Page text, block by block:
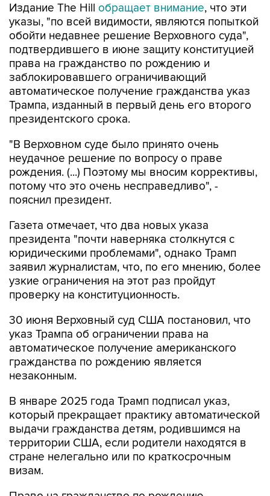
Издание The Hill обращает внимание, что эти
указы, "по всей видимости, являются попыткой
обойти недавнее решение Верховного суда",
подтвердившего в июне защиту конституцией
права на гражданство по рождению и
заблокировавшего ограничивающий
автоматическое получение гражданства указ
Трампа, изданный в первый день его второго
президентского срока.
"В Верховном суде было принято очень
неудачное решение по вопросу о праве
рождения. (...) Поэтому мы вносим коррективы,
потому что это очень несправедливо", -
пояснил президент.
Газета отмечает, что два новых указа
президента "почти наверняка столкнутся с
юридическими проблемами", однако Трамп
заявил журналистам, что, по его мнению, более
узкие ограничения на этот раз пройдут
проверку на конституционность.
30 июня Верховный суд США постановил, что
указ Трампа об ограничении права на
автоматическое получение американского
гражданства по рождению является
незаконным.
В январе 2025 года Трамп подписал указ,
который прекращает практику автоматической
выдачи гражданства детям, родившимся на
территории США, если родители находятся в
стране нелегально или по краткосрочным
визам.